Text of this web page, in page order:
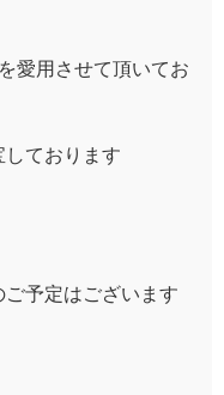
愛用させて頂いてお
しております
予定はございます